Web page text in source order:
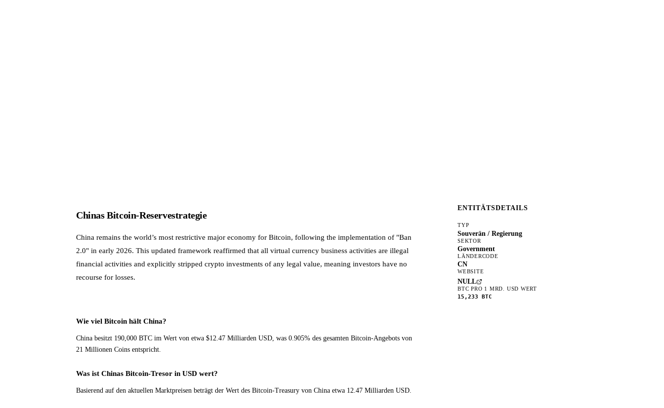
Chinas Bitcoin-Reservestrategie
China remains the world’s most restrictive major economy for Bitcoin, following the implementation of "Ban
2.0" in early 2026. This updated framework reaffirmed that all virtual currency business activities are illegal
financial activities and explicitly stripped crypto investments of any legal value, meaning investors have no
recourse for losses.
Wie viel Bitcoin hält China?
China besitzt 190,000 BTC im Wert von etwa $12.47 Milliarden USD, was 0.905% des gesamten Bitcoin-Angebots von
21 Millionen Coins entspricht.
Was ist Chinas Bitcoin-Tresor in USD wert?
Basierend auf den aktuellen Marktpreisen beträgt der Wert des Bitcoin-Treasury von China etwa 12.47 Milliarden USD.
ENTITÄTSDETAILS
TYP
Souverän / Regierung
SEKTOR
Government
LÄNDERCODE
CN
WEBSITE
NULL
BTC PRO 1 MRD. USD WERT
15,233 BTC